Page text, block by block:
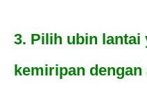
3. Pilih ubin lantai
kemiripan